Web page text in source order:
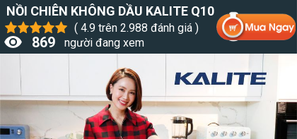
869 người đang xem
NỒI CHIÊN KHÔNG DẦU KALITE Q10
( 4.9 trên 2.988 đánh giá )